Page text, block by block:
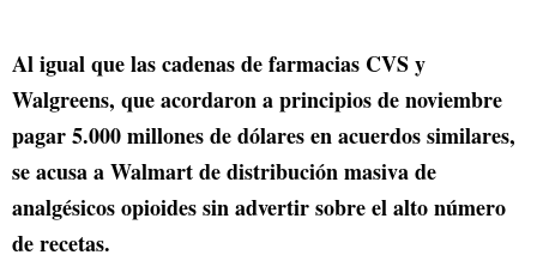
Al igual que las cadenas de farmacias CVS y
Walgreens, que acordaron a principios de noviembre
pagar 5.000 millones de dólares en acuerdos similares,
se acusa a Walmart de distribución masiva de
analgésicos opioides sin advertir sobre el alto número
de recetas.